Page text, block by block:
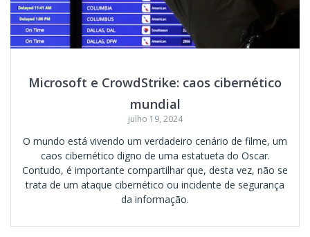
Microsoft e CrowdStrike: caos cibernético
mundial
julho 19, 2024
O mundo está vivendo um verdadeiro cenário de filme, um
caos cibernético digno de uma estatueta do Oscar.
Contudo, é importante compartilhar que, desta vez, não se
trata de um ataque cibernético ou incidente de segurança
da informação.